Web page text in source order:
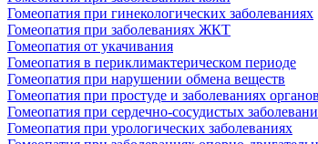
Гомеопатия при гинекологических заболеваниях
Гомеопатия при заболеваниях ЖКТ
Гомеопатия от укачивания
Гомеопатия в периклимактерическом периоде
Гомеопатия при нарушении обмена веществ
Гомеопатия при простуде и заболеваниях
Гомеопатия при сердечно-сосудистых
Гомеопатия при урологических заболеваниях